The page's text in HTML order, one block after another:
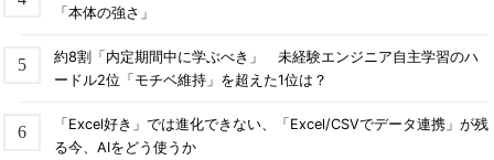
「本体の強さ」
約8割「内定期間中に学ぶべき」 未経験エンジニア自主学習のハ
ードル2位「モチベ維持」を超えた1位は？
「Excel好き」では進化できない、「Excel/CSVでデータ連携」が残
る今、AIをどう使うか